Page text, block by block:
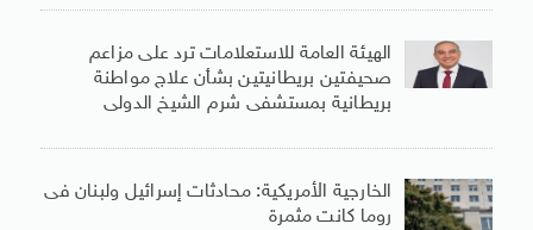
الهيئة العامة للاستعلامات ترد على مزاعم
صحيفتين بريطانيتين بشأن علاج مواطنة
بريطانية بمستشفى شرم الشيخ الدولى
الخارجية الأمريكية: محادثات إسرائيل ولبنان فى
روما كانت مثمرة